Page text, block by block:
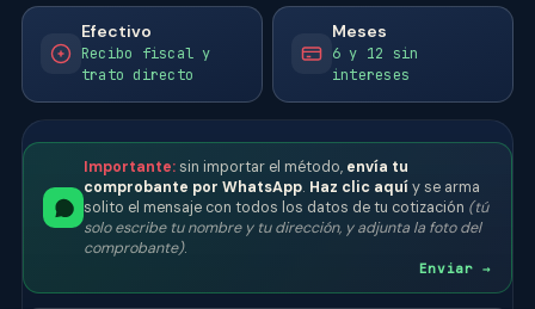
Efectivo
Recibo fiscal y
trato directo
Meses
6 y 12 sin
intereses
Importante:sin importar el método, envía tu
comprobante por WhatsApp. Haz clic aquíy se arma
solito el mensaje con todos los datos de tu cotización (tú
solo escribe tu nombre y tu dirección, y adjunta la foto del
comprobante).
Enviar →